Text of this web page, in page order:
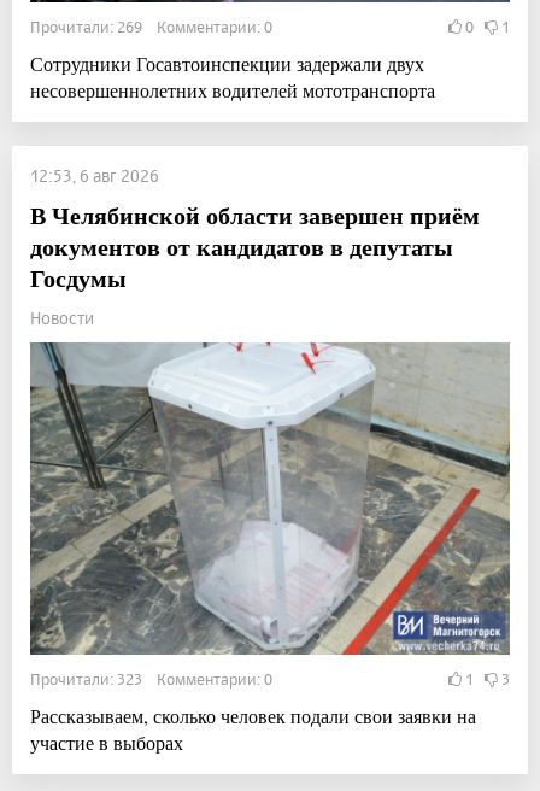
Прочитали: 269 Комментарии: 0 0 1
Сотрудники Госавтоинспекции задержали двух
несовершеннолетних водителей мототранспорта
12:53, 6 авг 2026
В Челябинской области завершен приём
документов от кандидатов в депутаты
Госдумы
Новости
Прочитали: 323 Комментарии: 0 1 3
Рассказываем, сколько человек подали свои заявки на
участие в выборах